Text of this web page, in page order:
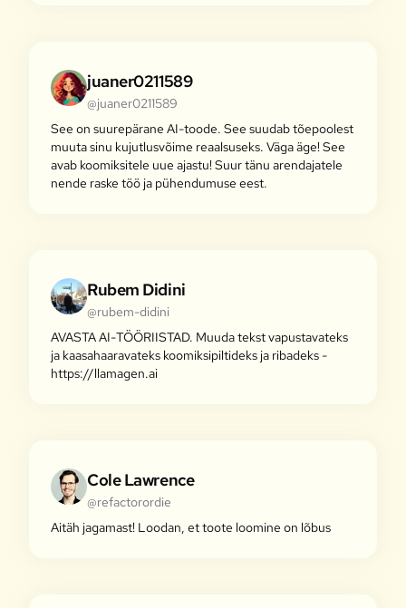
juaner0211589
@juaner0211589
See on suurepärane AI-toode. See suudab tõepoolest
muuta sinu kujutlusvõime reaalsuseks. Väga äge! See
avab koomiksitele uue ajastu! Suur tänu arendajatele
nende raske töö ja pühendumuse eest.
Rubem Didini
@rubem-didini
AVASTA AI-TÖÖRIISTAD. Muuda tekst vapustavateks
ja kaasahaaravateks koomiksipiltideks ja ribadeks -
https://llamagen.ai
Cole Lawrence
@refactorordie
Aitäh jagamast! Loodan, et toote loomine on lõbus